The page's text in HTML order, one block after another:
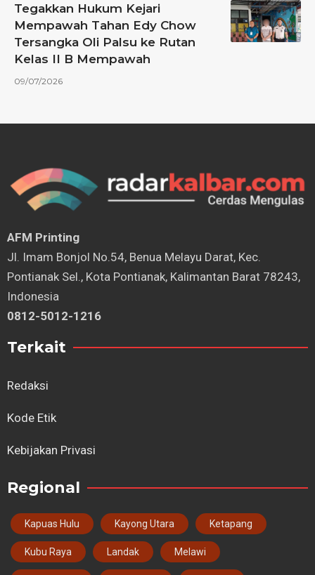
Tegakkan Hukum Kejari
Mempawah Tahan Edy Chow
Tersangka Oli Palsu ke Rutan
Kelas II B Mempawah
09/07/2026
AFM Printing
⁠Jl. Imam Bonjol No.54, Benua Melayu Darat, Kec.
Pontianak Sel., Kota Pontianak, Kalimantan Barat 78243,
Indonesia
0812-5012-1216
Terkait
Redaksi
Kode Etik
Kebijakan Privasi
Regional
Kapuas Hulu Kayong Utara Ketapang
Kubu Raya Landak Melawi